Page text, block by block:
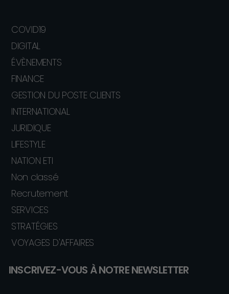
COVID19
DIGITAL
ÉVÈNEMENTS
FINANCE
GESTION DU POSTE CLIENTS
INTERNATIONAL
JURIDIQUE
LIFESTYLE
NATION ETI
Non classé
Recrutement
SERVICES
STRATÉGIES
VOYAGES D'AFFAIRES
INSCRIVEZ-VOUS À NOTRE NEWSLETTER